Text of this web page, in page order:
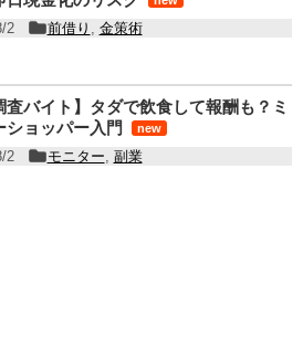
2 前借り 金策術
査バイト】タダで飲食して報酬も？ミ
ショッパー入門
new
2 モニター, 副業